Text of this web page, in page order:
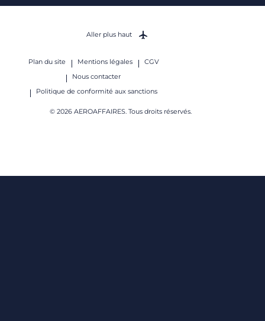
Plan du site Mentions légales
CGV
Nous contacter
Politique de conformité aux sanctions
© 2026 AEROAFFAIRES. Tous droits réservés.
Aller plus haut